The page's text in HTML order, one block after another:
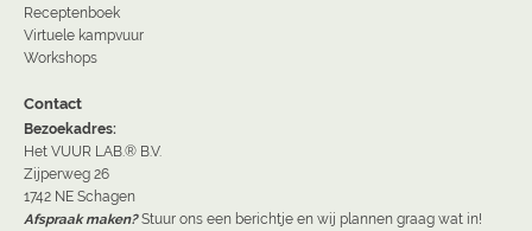
Receptenboek
Virtuele kampvuur
Workshops
Contact
Bezoekadres:
Het VUUR LAB.® B.V.
Zijperweg 26
1742 NE Schagen
Afspraak maken? Stuur ons een berichtje en wij plannen graag wat in!